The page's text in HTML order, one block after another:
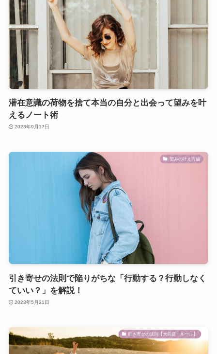
潜在意識の荷物を捨て本当の自分と出会って望みを叶
えるノート術
2023年9月17日
望みの叶え方編
引き寄せの法則で陥りがちな「行動する？行動しなく
ていい？」を解説！
2023年5月21日
引き寄せの法則【大前提・ルール】